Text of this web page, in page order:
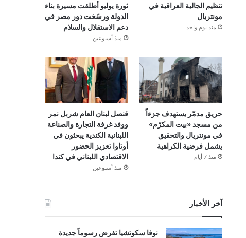
تنظيم الجالية العراقية في
مونتريال
منذ يوم واحد
ثورة يوليو أطلقت مسيرة بناء
الدولة ورسّخت دور مصر في
دعم الاستقلال والسلام
منذ أسبوعين
حريق مدمّر يستهدف جزءاً
من مسجد «بيت المكرّم»
في مونتريال والتحقيق
يشمل فرضية الكراهية
منذ 7 أيام
قنصل لبنان العام شربل نمر
ووفد غرفة التجارة والصناعة
اللبنانية الكندية يبحثون في
أوتاوا تعزيز الحضور
الاقتصادي اللبناني في كندا
منذ أسبوعين
آخر الأخبار
نوفا سكوتشيا تفرض رسوماً جديدة